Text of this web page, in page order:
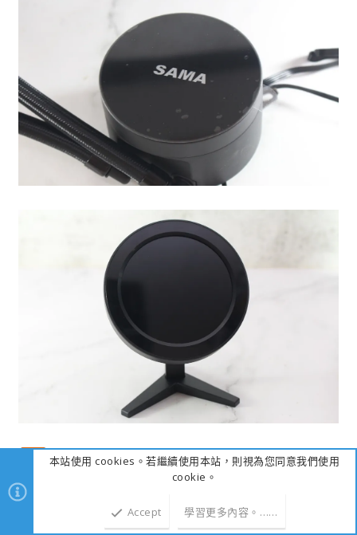
專用軟體介紹與水冷頭螢幕、風扇視覺燈效展示
本站使用 cookies。若繼續使用本站，則視為您同意我們使用
cookie。
Accept 學習更多內容。……